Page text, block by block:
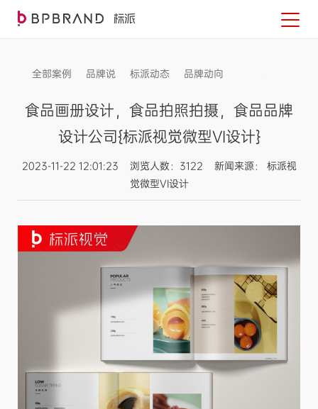
全部案例 品牌说 标派动态 品牌动向
食品画册设计，食品拍照拍摄，食品品牌
设计公司{标派视觉微型VI设计}
2023-11-22 12:01:23 浏览人数：3122 新闻来源： 标派视
觉微型VI设计